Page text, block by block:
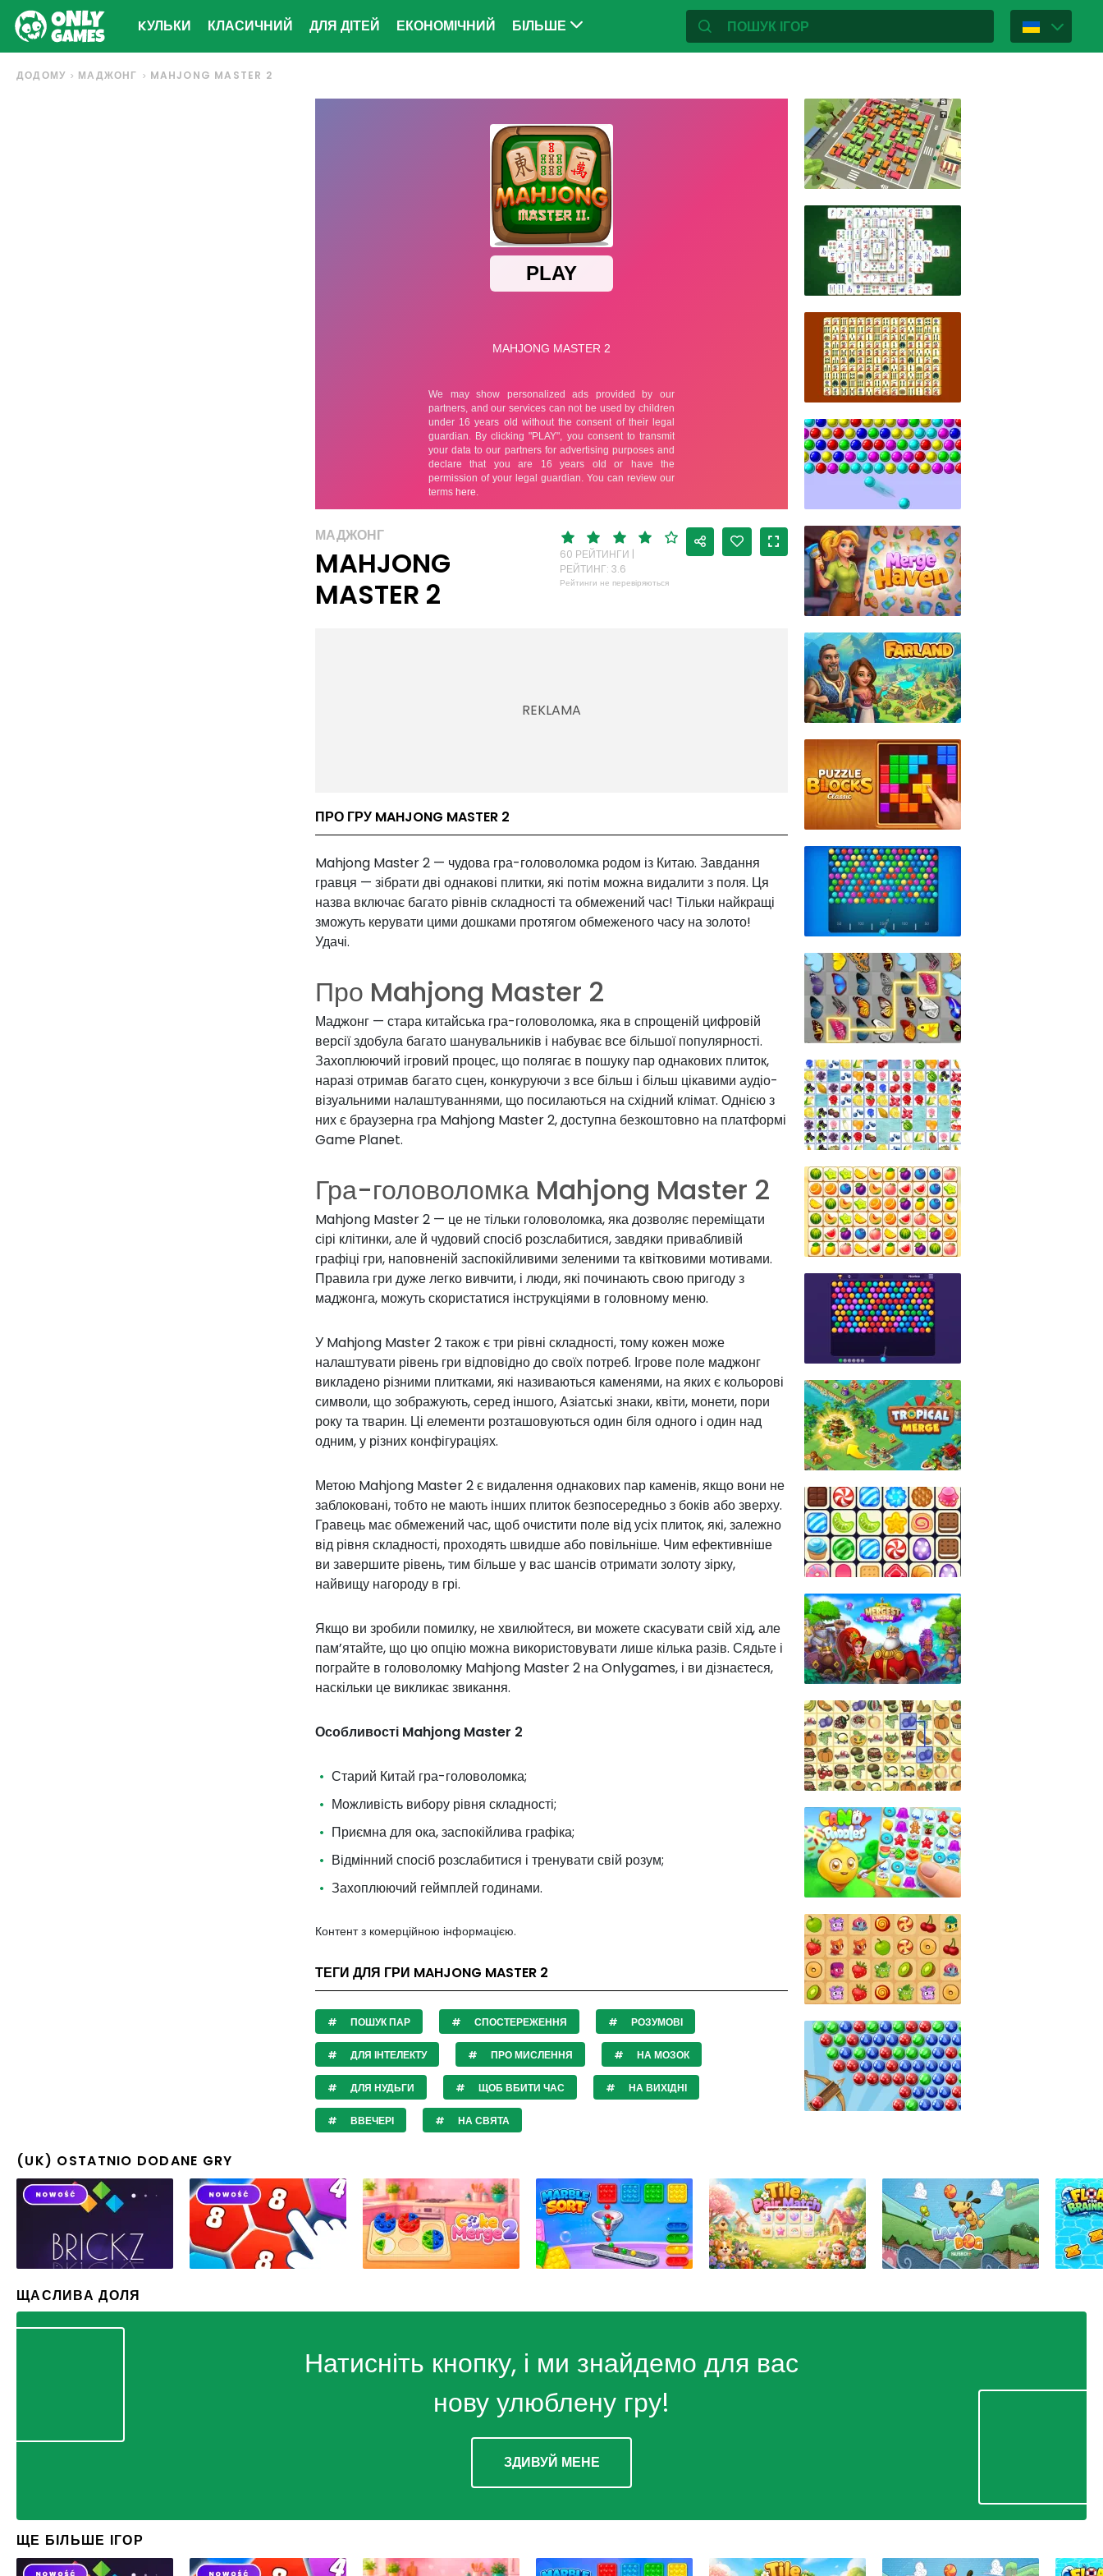
KУЛЬКИ КЛАСИЧНИЙ ДЛЯ ДІТЕЙ ЕКОНОМІЧНИЙ БІЛЬШЕ
ДОДОМУ МАДЖОНГ MAHJONG MASTER 2
МАДЖОНГ
MAHJONG
MASTER 2
60 РЕЙТИНГИ |
РЕЙТИНГ: 3.6
Рейтинги не перевіряються
ПРО ГРУ MAHJONG MASTER 2
Mahjong Master 2 — чудова гра-головоломка родом із Китаю. Завдання
гравця — зібрати дві однакові плитки, які потім можна видалити з поля. Ця
назва включає багато рівнів складності та обмежений час! Тільки найкращі
зможуть керувати цими дошками протягом обмеженого часу на золото!
Удачі.
Про Mahjong Master 2
Маджонг — стара китайська гра-головоломка, яка в спрощеній цифровій
версії здобула багато шанувальників і набуває все більшої популярності.
Захоплюючий ігровий процес, що полягає в пошуку пар однакових плиток,
наразі отримав багато сцен, конкуруючи з все більш і більш цікавими аудіо-
візуальними налаштуваннями, що посилаються на східний клімат. Однією з
них є браузерна гра Mahjong Master 2, доступна безкоштовно на платформі
Game Planet.
Гра-головоломка Mahjong Master 2
Mahjong Master 2 — це не тільки головоломка, яка дозволяє переміщати
сірі клітинки, але й чудовий спосіб розслабитися, завдяки привабливій
графіці гри, наповненій заспокійливими зеленими та квітковими мотивами.
Правила гри дуже легко вивчити, і люди, які починають свою пригоду з
маджонга, можуть скористатися інструкціями в головному меню.
У Mahjong Master 2 також є три рівні складності, тому кожен може
налаштувати рівень гри відповідно до своїх потреб. Ігрове поле маджонг
викладено різними плитками, які називаються каменями, на яких є кольорові
символи, що зображують, серед іншого, Азіатські знаки, квіти, монети, пори
року та тварин. Ці елементи розташовуються один біля одного і один над
одним, у різних конфігураціях.
Метою Mahjong Master 2 є видалення однакових пар каменів, якщо вони не
заблоковані, тобто не мають інших плиток безпосередньо з боків або зверху.
Гравець має обмежений час, щоб очистити поле від усіх плиток, які, залежно
від рівня складності, проходять швидше або повільніше. Чим ефективніше
ви завершите рівень, тим більше у вас шансів отримати золоту зірку,
найвищу нагороду в грі.
Якщо ви зробили помилку, не хвилюйтеся, ви можете скасувати свій хід, але
пам’ятайте, що цю опцію можна використовувати лише кілька разів. Сядьте і
пограйте в головоломку Mahjong Master 2 на Onlygames, і ви дізнаєтеся,
наскільки це викликає звикання.
Особливості Mahjong Master 2
Старий Китай гра-головоломка;
Можливість вибору рівня складності;
Приємна для ока, заспокійлива графіка;
Відмінний спосіб розслабитися і тренувати свій розум;
Захоплюючий геймплей годинами.
Контент з комерційною інформацією.
ТЕГИ ДЛЯ ГРИ MAHJONG MASTER 2
ПОШУК ПАР СПОСТЕРЕЖЕННЯ РОЗУМОВІ
ДЛЯ ІНТЕЛЕКТУ ПРО МИСЛЕННЯ НА МОЗОК
ДЛЯ НУДЬГИ ЩОБ ВБИТИ ЧАС НА ВИХІДНІ
ВВЕЧЕРІ НА СВЯТА
(UK) OSTATNIO DODANE GRY
ЩАСЛИВА ДОЛЯ
Натисніть кнопку, і ми знайдемо для вас
нову улюблену гру!
ЗДИВУЙ МЕНЕ
ЩЕ БІЛЬШЕ ІГОР